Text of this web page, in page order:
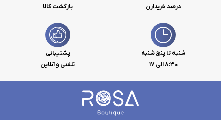
درصد خریدارن
بازگشت کالا
شنبه تا پنج شنبه
۸:۳۰ الی 17
پشتیبانی
تلفنی و آنلاین